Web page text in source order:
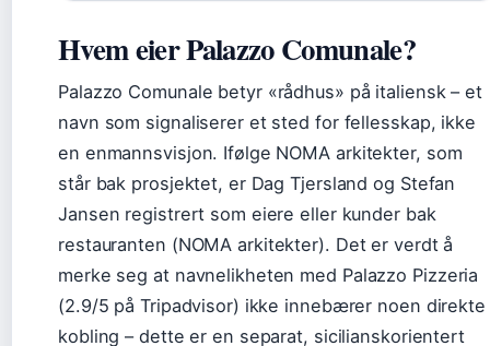
Hvem eier Palazzo Comunale?
Palazzo Comunale betyr «rådhus» på italiensk – et
navn som signaliserer et sted for fellesskap, ikke
en enmannsvisjon. Ifølge NOMA arkitekter, som
står bak prosjektet, er Dag Tjersland og Stefan
Jansen registrert som eiere eller kunder bak
restauranten (NOMA arkitekter). Det er verdt å
merke seg at navnelikheten med Palazzo Pizzeria
(2.9/5 på Tripadvisor) ikke innebærer noen direkte
kobling – dette er en separat, sicilianskorientert